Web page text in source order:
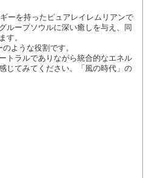
ーを持ったピュアレイレムリアンで
ループソウルに深い癒しを与え、同
す。
ような役割です。
トラルでありながら統合的なエネル
じてみてください。「風の時代」の